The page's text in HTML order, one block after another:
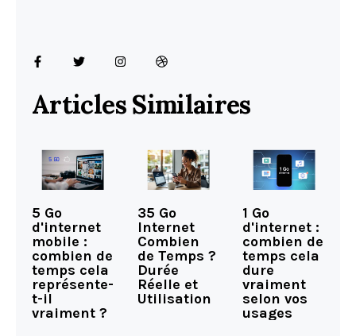
Articles Similaires
5 Go
d'internet
mobile :
combien de
temps cela
représente-
t-il
vraiment ?
35 Go
Internet
Combien
de Temps ?
Durée
Réelle et
Utilisation
1 Go
d'internet :
combien de
temps cela
dure
vraiment
selon vos
usages